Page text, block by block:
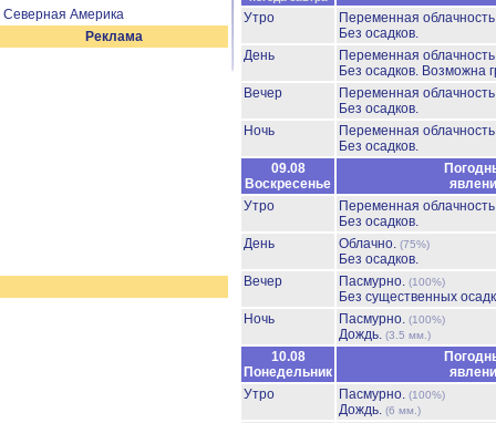
Северная Америка
Реклама
Утро
Переменная
Без осадков.
День
Переменная
Без осадков. Возможна
Вечер
Переменная
Без осадков.
Ночь
Переменная
Без осадков.
09.08
Воскресенье
Утро
Переменная
Без осадков.
День
Облачно. (75%)
Без осадков.
Вечер
Пасмурно. (100%)
Без существенных
Ночь
Пасмурно. (100%)
Дождь. (3.5 мм.)
10.08
Понедельник
Утро
Пасмурно. (100%)
Дождь. (6 мм.)